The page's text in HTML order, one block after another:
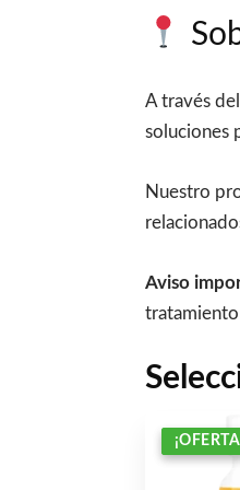
A través
soluciones
Nuestro
Aviso
tratamiento